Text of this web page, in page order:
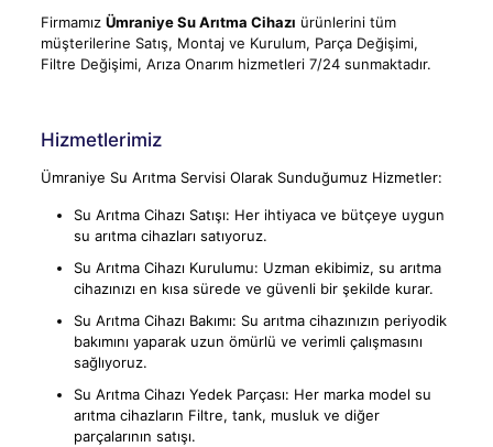
Firmamız Ümraniye Su Arıtma Cihazı ürünlerini tüm
müşterilerine Satış, Montaj ve Kurulum, Parça Değişimi,
Filtre Değişimi, Arıza Onarım hizmetleri 7/24 sunmaktadır.
Hizmetlerimiz
Ümraniye Su Arıtma Servisi Olarak Sunduğumuz Hizmetler:
Su Arıtma Cihazı Satışı: Her ihtiyaca ve bütçeye uygun
su arıtma cihazları satıyoruz.
Su Arıtma Cihazı Kurulumu: Uzman ekibimiz, su arıtma
cihazınızı en kısa sürede ve güvenli bir şekilde kurar.
Su Arıtma Cihazı Bakımı: Su arıtma cihazınızın periyodik
bakımını yaparak uzun ömürlü ve verimli çalışmasını
sağlıyoruz.
Su Arıtma Cihazı Yedek Parçası: Her marka model su
arıtma cihazların Filtre, tank, musluk ve diğer
parçalarının satışı.